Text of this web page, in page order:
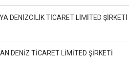
DENİZCİLİK TİCARET LİMİTED ŞİRKETİ
DENİZ TİCARET LİMİTED ŞİRKETİ